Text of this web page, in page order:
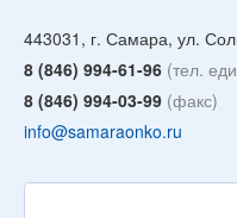
443031, г. Самара, ул.
8 (846) 994-61-96 (тел.
8 (846) 994-03-99 (факс)
info@samaraonko.ru